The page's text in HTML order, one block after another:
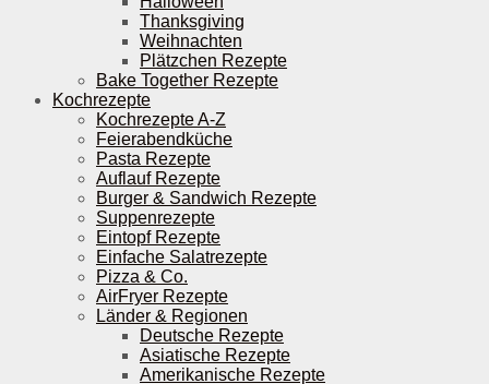
Thanksgiving
Weihnachten
Plätzchen Rezepte
Bake Together Rezepte
Kochrezepte
Kochrezepte A-Z
Feierabendküche
Pasta Rezepte
Auflauf Rezepte
Burger & Sandwich Rezepte
Suppenrezepte
Eintopf Rezepte
Einfache Salatrezepte
Pizza & Co.
AirFryer Rezepte
Länder & Regionen
Deutsche Rezepte
Asiatische Rezepte
Amerikanische Rezepte